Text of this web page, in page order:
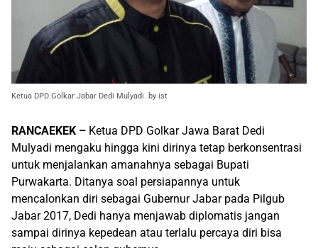
Ketua DPD Golkar Jabar Dedi Mulyadi. by ist
RANCAEKEK – Ketua DPD Golkar Jawa Barat Dedi
Mulyadi mengaku hingga kini dirinya tetap berkonsentrasi
untuk menjalankan amanahnya sebagai Bupati
Purwakarta. Ditanya soal persiapannya untuk
mencalonkan diri sebagai Gubernur Jabar pada Pilgub
Jabar 2017, Dedi hanya menjawab diplomatis jangan
sampai dirinya kepedean atau terlalu percaya diri bisa